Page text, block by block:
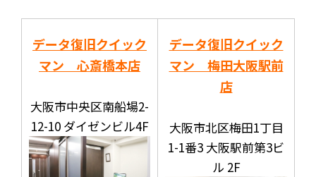
データ復旧クイック
マン 心斎橋本店
大阪市中央区南船場2-
12-10 ダイゼンビル4F
データ復旧クイック
マン 梅田大阪駅前
店
大阪市北区梅田1丁目
1-1番3 大阪駅前第3ビ
ル 2F